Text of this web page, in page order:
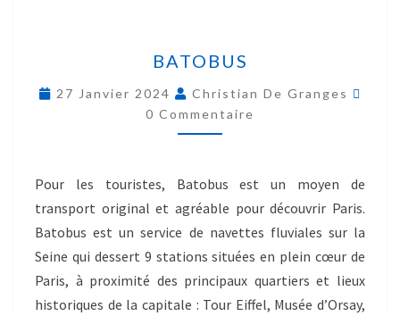
BATOBUS
27 Janvier 2024
Christian De Granges
0 Commentaire
Pour les touristes, Batobus est un moyen de
transport original et agréable pour découvrir Paris.
Batobus est un service de navettes fluviales sur la
Seine qui dessert 9 stations situées en plein cœur de
Paris, à proximité des principaux quartiers et lieux
historiques de la capitale : Tour Eiffel, Musée d’Orsay,